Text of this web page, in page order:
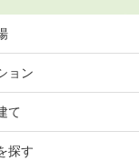
ョン
て
探す